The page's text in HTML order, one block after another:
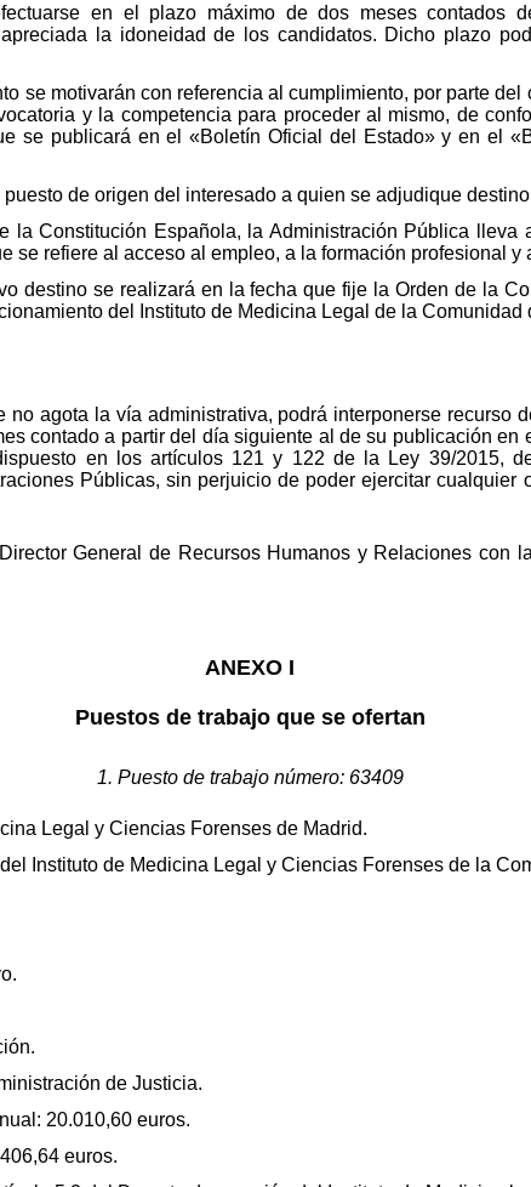
en el plazo máximo de dos meses contados
la idoneidad de los candidatos. Dicho plazo
se motivarán con referencia al cumplimiento, por parte
y la competencia para proceder al mismo, de
se publicará en el «Boletín Oficial del Estado» y en el
de origen del interesado a quien se adjudique
la Constitución Española, la Administración Pública lleva
se refiere al acceso al empleo, a la formación profesional
destino se realizará en la fecha que fije la Orden de la
del Instituto de Medicina Legal de la Comunidad
no agota la vía administrativa, podrá interponerse recurso
contado a partir del día siguiente al de su publicación en
en los artículos 121 y 122 de la Ley 39/2015,
Públicas, sin perjuicio de poder ejercitar cualquier
General de Recursos Humanos y Relaciones con
ANEXO I
Puestos de trabajo que se ofertan
1. Puesto de trabajo número: 63409
Legal y Ciencias Forenses de Madrid.
Instituto de Medicina Legal y Ciencias Forenses de la
de Justicia.
20.010,60 euros.
euros.